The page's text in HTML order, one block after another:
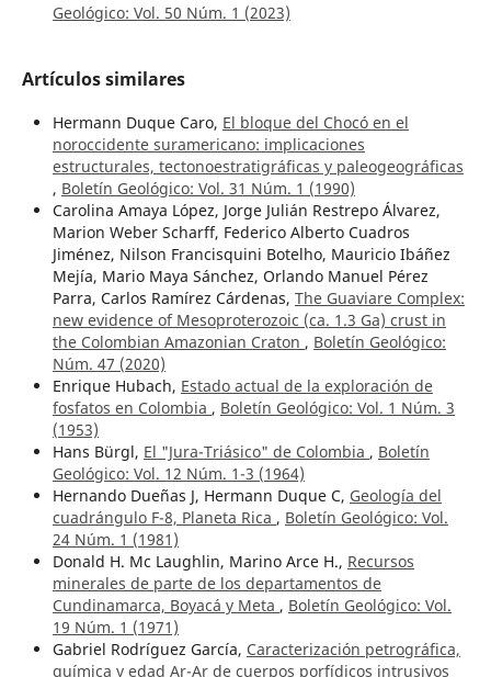
Geológico: Vol. 50 Núm. 1 (2023)
Artículos similares
Hermann Duque Caro, El bloque del Chocó en el
noroccidente suramericano: implicaciones
estructurales, tectonoestratigráficas y paleogeográficas
, Boletín Geológico: Vol. 31 Núm. 1 (1990)
Carolina Amaya López, Jorge Julián Restrepo Álvarez,
Marion Weber Scharff, Federico Alberto Cuadros
Jiménez, Nilson Francisquini Botelho, Mauricio Ibáñez
Mejía, Mario Maya Sánchez, Orlando Manuel Pérez
Parra, Carlos Ramírez Cárdenas, The Guaviare Complex:
new evidence of Mesoproterozoic (ca. 1.3 Ga) crust in
the Colombian Amazonian Craton , Boletín Geológico:
Núm. 47 (2020)
Enrique Hubach, Estado actual de la exploración de
fosfatos en Colombia , Boletín Geológico: Vol. 1 Núm. 3
(1953)
Hans Bürgl, El "Jura-Triásico" de Colombia , Boletín
Geológico: Vol. 12 Núm. 1-3 (1964)
Hernando Dueñas J, Hermann Duque C, Geología del
cuadrángulo F-8, Planeta Rica , Boletín Geológico: Vol.
24 Núm. 1 (1981)
Donald H. Mc Laughlin, Marino Arce H., Recursos
minerales de parte de los departamentos de
Cundinamarca, Boyacá y Meta , Boletín Geológico: Vol.
19 Núm. 1 (1971)
Gabriel Rodríguez García, Caracterización petrográfica,
química y edad Ar-Ar de cuerpos porfídicos intrusivos